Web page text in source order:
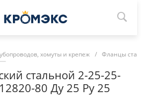
хомуты и крепеж / Фланцы
стальной 2-25-25-
80 Ду 25 Ру 25